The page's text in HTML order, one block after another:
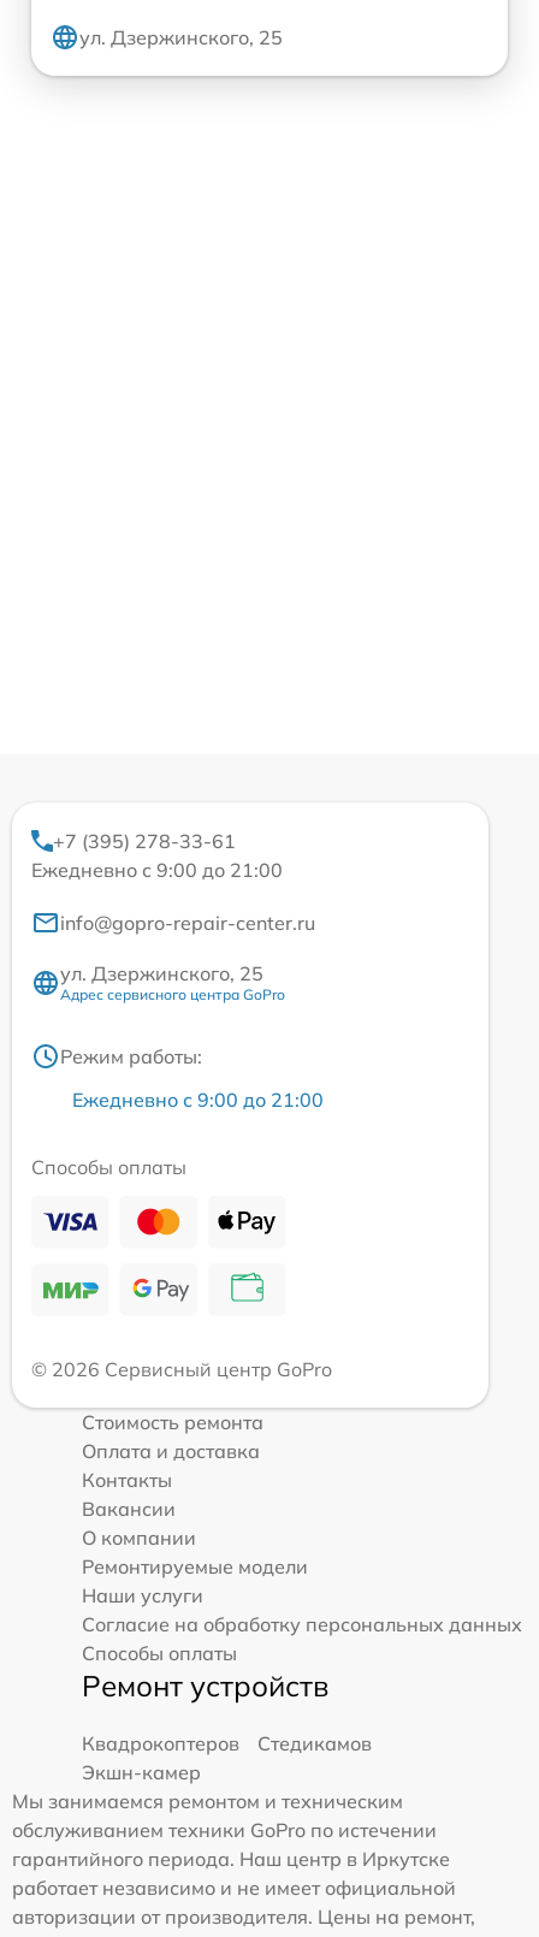
ул. Дзержинского, 25
+7 (395) 278-33-61
Ежедневно с 9:00 до 21:00
info@gopro-repair-center.ru
ул. Дзержинского, 25
Адрес сервисного центра GoPro
Режим работы:
Ежедневно с 9:00 до 21:00
Способы оплаты
© 2026 Сервисный центр GoPro
Стоимость ремонта
Оплата и доставка
Контакты
Вакансии
О компании
Ремонтируемые модели
Наши услуги
Согласие на обработку персональных данных
Способы оплаты
Ремонт устройств
Квадрокоптеров
Стедикамов
Экшн-камер
Мы занимаемся ремонтом и техническим
обслуживанием техники GoPro по истечении
гарантийного периода. Наш центр в Иркутске
работает независимо и не имеет официальной
авторизации от производителя. Цены на ремонт,